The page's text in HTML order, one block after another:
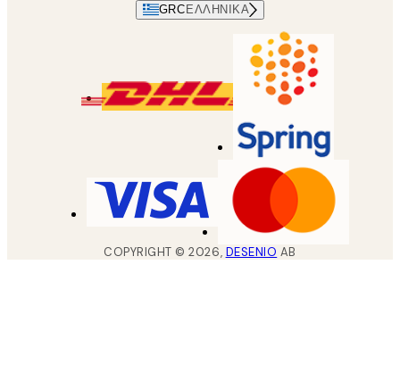
GRC ΕΛΛΗΝΙΚΆ
COPYRIGHT ©2026, DESENIO AB